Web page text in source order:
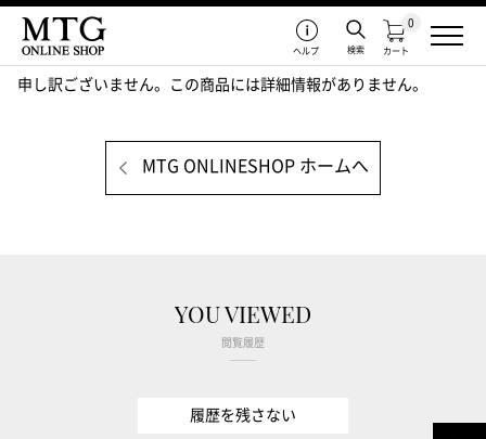
カート
0
検索
ヘルプ
申し訳ございません。この商品には詳細情報がありません。
MTG ONLINESHOP ホームへ
YOU VIEWED
閲覧履歴
履歴を残さない